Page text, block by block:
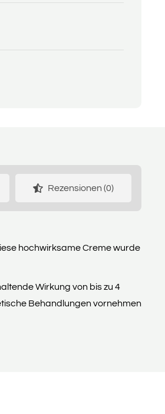
Rezensionen (0)
hochwirksame Creme wurde
Wirkung von bis zu 4
Behandlungen vornehmen